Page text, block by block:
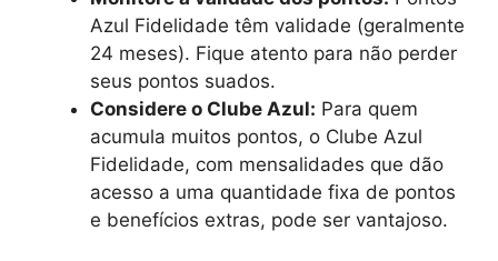
Azul Fidelidade têm validade (geralmente
24 meses). Fique atento para não perder
seus pontos suados.
Considere o Clube Azul: Para quem
acumula muitos pontos, o Clube Azul
Fidelidade, com mensalidades que dão
acesso a uma quantidade fixa de pontos
e benefícios extras, pode ser vantajoso.